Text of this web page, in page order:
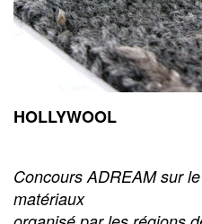
HOLLYWOOL
Concours ADREAM sur
matériaux